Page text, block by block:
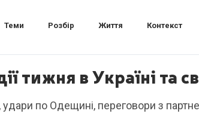
Теми Розбір Життя Контекст
тижня в Україні та
удари по Одещині, переговори з